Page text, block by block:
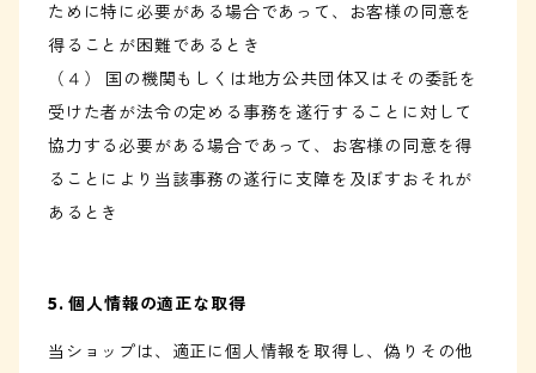
ために特に必要がある場合であって、お客様の同意を
得ることが困難であるとき
（４） 国の機関もしくは地方公共団体又はその委託を
受けた者が法令の定める事務を遂行することに対して
協力する必要がある場合であって、お客様の同意を得
ることにより当該事務の遂行に支障を及ぼすおそれが
あるとき
5. 個人情報の適正な取得
当ショップは、適正に個人情報を取得し、偽りその他